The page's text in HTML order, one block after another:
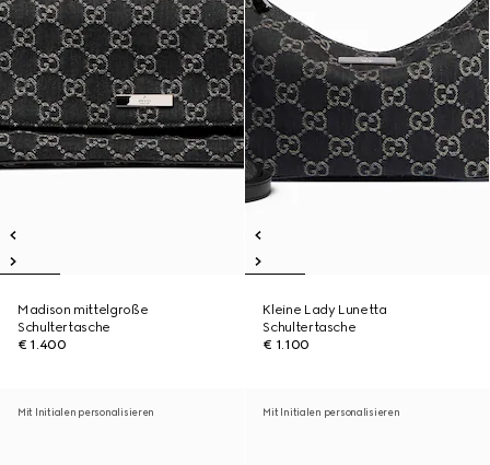
Madison mittelgroße
Schultertasche
€ 1.400
Kleine Lady Lunetta
Schultertasche
€ 1.100
Mit Initialen personalisieren Mit Initialen personalisieren